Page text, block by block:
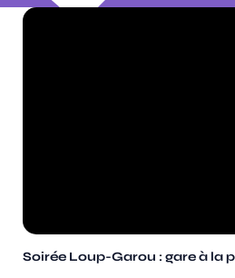
Soirée Loup-Garou : gare à la